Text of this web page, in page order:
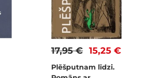
15,25 €
17,95 €
Plēšputnam līdzi.